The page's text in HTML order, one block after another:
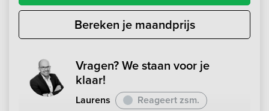
Bereken je maandprijs
Vragen? We staan voor je
klaar!
Laurens Reageert zsm.